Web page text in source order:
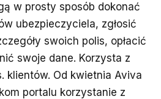
w prosty sposób dokonać
ubezpieczyciela, zgłosić
swoich polis, opłacić
swoje dane. Korzysta z
klientów. Od kwietnia Aviva
portalu korzystanie z